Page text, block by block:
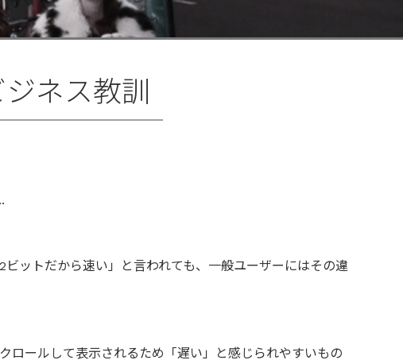
ネス教訓
ットだから速い」と言われても、一般ユーザーにはその違
ロールして表示されるため「遅い」と感じられやすいもの